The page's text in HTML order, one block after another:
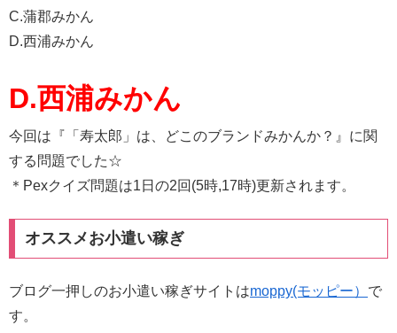
C.蒲郡みかん
D.西浦みかん
D.西浦みかん
今回は『「寿太郎」は、どこのブランドみかんか？』に関
する問題でした☆
＊Pexクイズ問題は1日の2回(5時,17時)更新されます。
オススメお小遣い稼ぎ
ブログ一押しのお小遣い稼ぎサイトはmoppy(モッピー） で
す。